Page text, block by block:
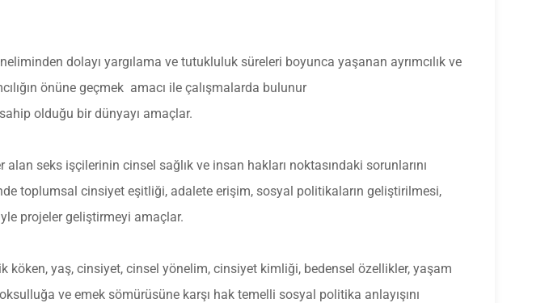
dolayı yargılama ve tutukluluk süreleri boyunca yaşanan ayrımcılık ve
önüne geçmek amacı ile çalışmalarda bulunur
olduğu bir dünyayı amaçlar.
seks işçilerinin cinsel sağlık ve insan hakları noktasındaki sorunlarını
toplumsal cinsiyet eşitliği, adalete erişim, sosyal politikaların geliştirilmesi,
projeler geliştirmeyi amaçlar.
yaş, cinsiyet, cinsel yönelim, cinsiyet kimliği, bedensel özellikler, yaşam
ve emek sömürüsüne karşı hak temelli sosyal politika anlayışını